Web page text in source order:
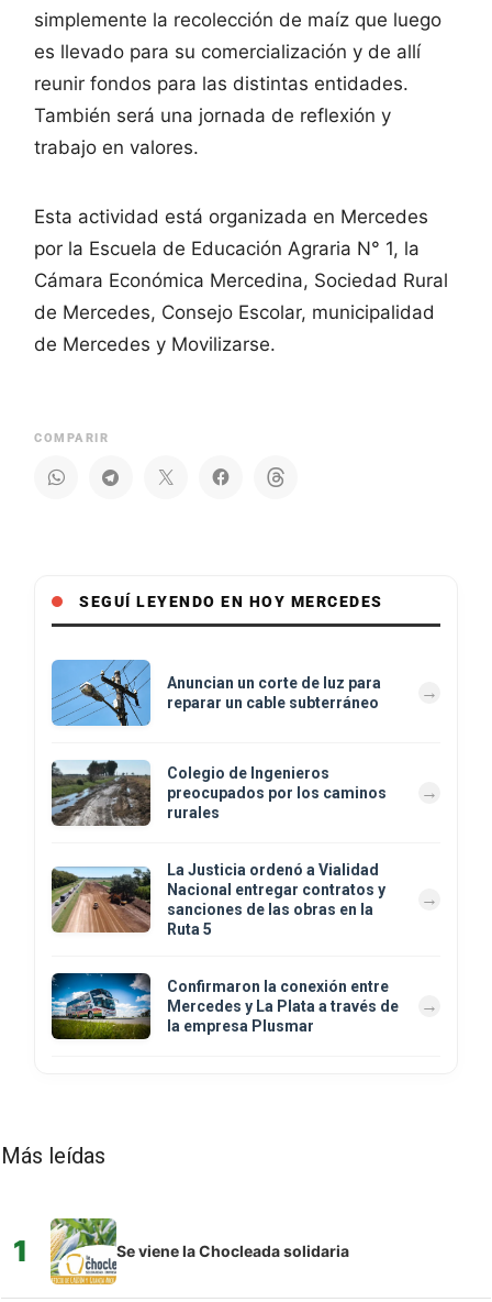
simplemente la recolección de maíz que luego
es llevado para su comercialización y de allí
reunir fondos para las distintas entidades.
También será una jornada de reflexión y
trabajo en valores.
Esta actividad está organizada en Mercedes
por la Escuela de Educación Agraria N° 1, la
Cámara Económica Mercedina, Sociedad Rural
de Mercedes, Consejo Escolar, municipalidad
de Mercedes y Movilizarse.
COMPARIR
SEGUÍ LEYENDO EN HOY MERCEDES
Anuncian un corte de luz para
reparar un cable subterráneo
Colegio de Ingenieros
preocupados por los caminos
rurales
La Justicia ordenó a Vialidad
Nacional entregar contratos y
sanciones de las obras en la
Ruta 5
Confirmaron la conexión entre
Mercedes y La Plata a través de
la empresa Plusmar
Más leídas
1 Se viene la Chocleada solidaria